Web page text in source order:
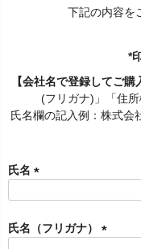
下記の内容を
*
【会社名で登録してご購
(フリガナ)」「住所
氏名欄の記入例：株式会
氏名
須
)
氏名（フリガナ）